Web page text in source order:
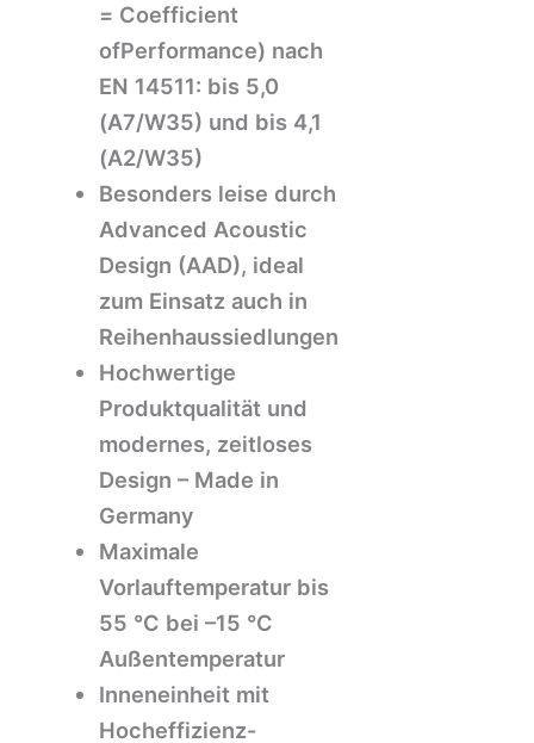
= Coefficient
ofPerformance) nach
EN 14511: bis 5,0
(A7/W35) und bis 4,1
(A2/W35)
Besonders leise durch
Advanced Acoustic
Design (AAD), ideal
zum Einsatz auch in
Reihenhaussiedlungen
Hochwertige
Produktqualität und
modernes, zeitloses
Design – Made in
Germany
Maximale
Vorlauftemperatur bis
55 °C bei –15 °C
Außentemperatur
Inneneinheit mit
Hocheffizienz-